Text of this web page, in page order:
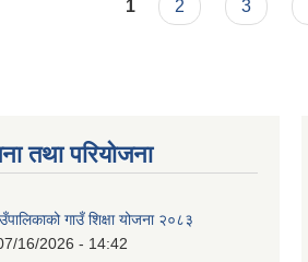
1 2 3
तथा परियोजना
गाउँ शिक्षा योजना २०८३
16/2026 - 14:42